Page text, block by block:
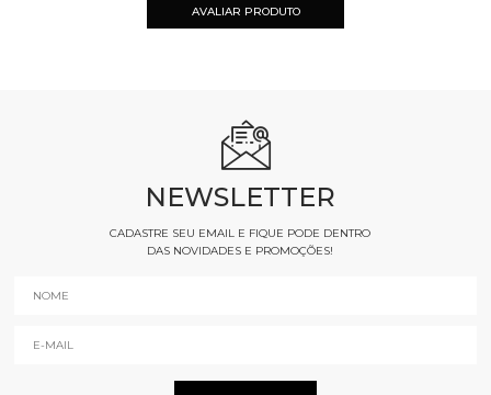
AVALIAR PRODUTO
NEWSLETTER
CADASTRE SEU EMAIL E FIQUE PODE DENTRO
DAS NOVIDADES E PROMOÇÕES!